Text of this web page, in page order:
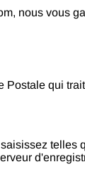
nous vous
Postale qui
telles